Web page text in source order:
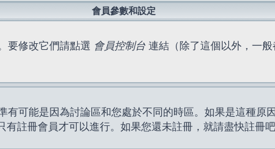
會員參數和設定
要修改它們請點選 會員控制台 連結（除了這個以外，一
可能是因為討論區和您處於不同的時區。如果是這種原
註冊會員才可以進行。如果您還未註冊，就請盡快註冊吧